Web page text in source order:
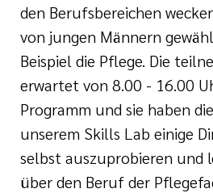
den Berufsbereichen
von jungen Männern
Beispiel die Pflege. Die
erwartet von 8.00 - 16.00
Programm und sie haben
unserem Skills Lab einige
selbst auszuprobieren und
über den Beruf der